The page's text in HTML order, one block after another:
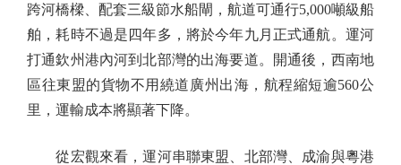
跨河橋樑、配套三級節水船閘，航道可通行5,000噸級船
舶，耗時不過是四年多，將於今年九月正式通航。運河
打通欽州港內河到北部灣的出海要道。開通後，西南地
區往東盟的貨物不用繞道廣州出海，航程縮短逾560公
里，運輸成本將顯著下降。
從宏觀來看，運河串聯東盟、北部灣、成渝與粵港